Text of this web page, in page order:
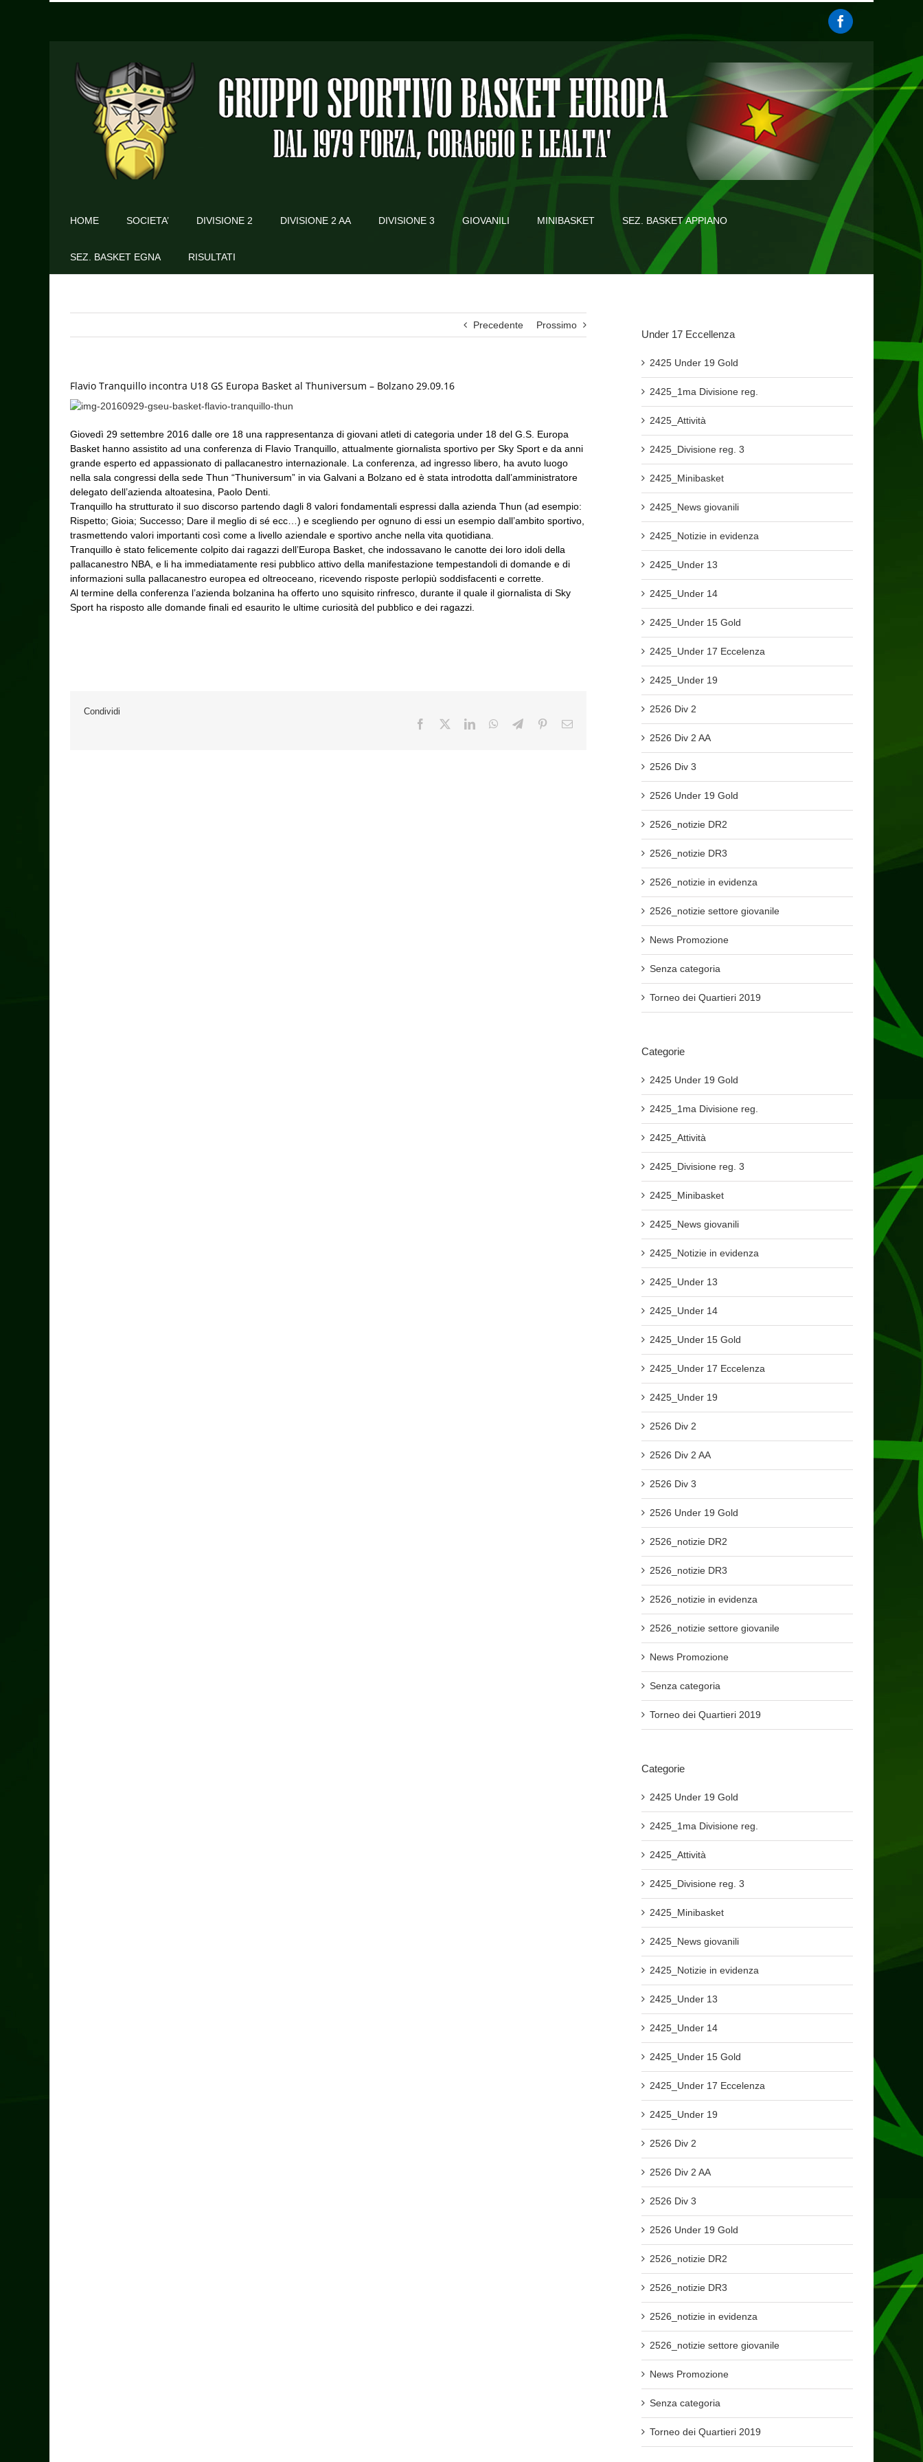
HOME SOCIETA’ DIVISIONE 2 DIVISIONE 2 AA DIVISIONE 3 GIOVANILI MINIBASKET SEZ. BASKET APPIANO
SEZ. BASKET EGNA RISULTATI
Precedente Prossimo
Flavio Tranquillo incontra U18 GS Europa Basket al Thuniversum – Bolzano 29.09.16
Giovedì 29 settembre 2016 dalle ore 18 una rappresentanza di giovani atleti di categoria under 18 del G.S. Europa
Basket hanno assistito ad una conferenza di Flavio Tranquillo, attualmente giornalista sportivo per Sky Sport e da anni
grande esperto ed appassionato di pallacanestro internazionale. La conferenza, ad ingresso libero, ha avuto luogo
nella sala congressi della sede Thun “Thuniversum” in via Galvani a Bolzano ed è stata introdotta dall’amministratore
delegato dell’azienda altoatesina, Paolo Denti.
Tranquillo ha strutturato il suo discorso partendo dagli 8 valori fondamentali espressi dalla azienda Thun (ad esempio:
Rispetto; Gioia; Successo; Dare il meglio di sé ecc…) e scegliendo per ognuno di essi un esempio dall’ambito sportivo,
trasmettendo valori importanti così come a livello aziendale e sportivo anche nella vita quotidiana.
Tranquillo è stato felicemente colpito dai ragazzi dell’Europa Basket, che indossavano le canotte dei loro idoli della
pallacanestro NBA, e li ha immediatamente resi pubblico attivo della manifestazione tempestandoli di domande e di
informazioni sulla pallacanestro europea ed oltreoceano, ricevendo risposte perlopiù soddisfacenti e corrette.
Al termine della conferenza l’azienda bolzanina ha offerto uno squisito rinfresco, durante il quale il giornalista di Sky
Sport ha risposto alle domande finali ed esaurito le ultime curiosità del pubblico e dei ragazzi.
Condividi
Under 17 Eccellenza
2425 Under 19 Gold
2425_1ma Divisione reg.
2425_Attività
2425_Divisione reg. 3
2425_Minibasket
2425_News giovanili
2425_Notizie in evidenza
2425_Under 13
2425_Under 14
2425_Under 15 Gold
2425_Under 17 Eccelenza
2425_Under 19
2526 Div 2
2526 Div 2 AA
2526 Div 3
2526 Under 19 Gold
2526_notizie DR2
2526_notizie DR3
2526_notizie in evidenza
2526_notizie settore giovanile
News Promozione
Senza categoria
Torneo dei Quartieri 2019
Categorie
2425 Under 19 Gold
2425_1ma Divisione reg.
2425_Attività
2425_Divisione reg. 3
2425_Minibasket
2425_News giovanili
2425_Notizie in evidenza
2425_Under 13
2425_Under 14
2425_Under 15 Gold
2425_Under 17 Eccelenza
2425_Under 19
2526 Div 2
2526 Div 2 AA
2526 Div 3
2526 Under 19 Gold
2526_notizie DR2
2526_notizie DR3
2526_notizie in evidenza
2526_notizie settore giovanile
News Promozione
Senza categoria
Torneo dei Quartieri 2019
Categorie
2425 Under 19 Gold
2425_1ma Divisione reg.
2425_Attività
2425_Divisione reg. 3
2425_Minibasket
2425_News giovanili
2425_Notizie in evidenza
2425_Under 13
2425_Under 14
2425_Under 15 Gold
2425_Under 17 Eccelenza
2425_Under 19
2526 Div 2
2526 Div 2 AA
2526 Div 3
2526 Under 19 Gold
2526_notizie DR2
2526_notizie DR3
2526_notizie in evidenza
2526_notizie settore giovanile
News Promozione
Senza categoria
Torneo dei Quartieri 2019